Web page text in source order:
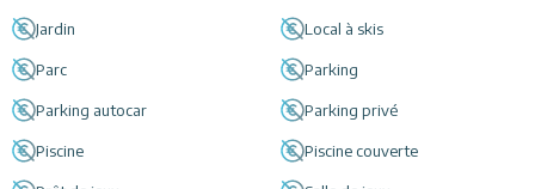
Jardin Local à skis
Parc Parking
Parking autocar Parking privé
Piscine Piscine couverte